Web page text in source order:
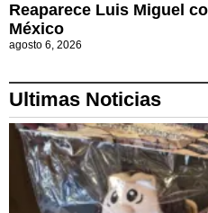
Reaparece Luis Miguel
México
agosto 6, 2026
Ultimas Noticias